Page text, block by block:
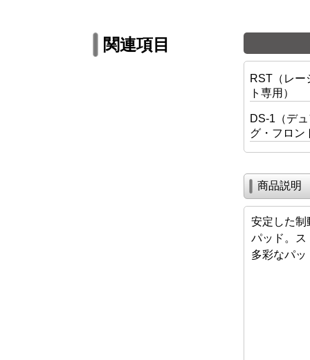
関連項目
RST（レー
ト専用）
DS-1（デ
グ・フロン
商品説明
安定した制
パッド。ス
多彩なパ